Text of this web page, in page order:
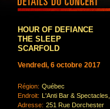
HOUR OF DEFIANCE
THE SLEEP
SCARFOLD
Vendredi, 6 octobre 2017
Région: Québec
Endroit: L'Anti Bar &
Adresse: 251 Rue Dorchester